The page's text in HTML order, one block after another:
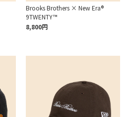
Brooks Brothers × New Era®
9TWENTY™
8,800円